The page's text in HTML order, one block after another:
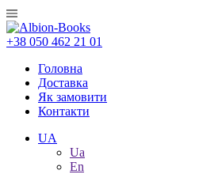
+38 050 462 21 01
Головна
Доставка
Як замовити
Контакти
UA
Ua
En